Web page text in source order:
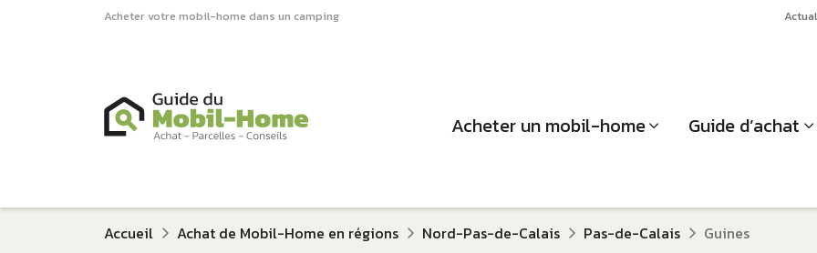
Acheter votre mobil-home dans un camping
Acheter un mobil-home Guide d’achat
Accueil Achat de Mobil-Home en régions Nord-Pas-de-Calais Pas-de-Calais Guines